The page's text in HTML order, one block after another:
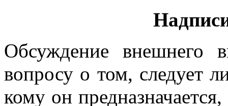
Обсуждение внешнего
вопросу о том, следует
кому он